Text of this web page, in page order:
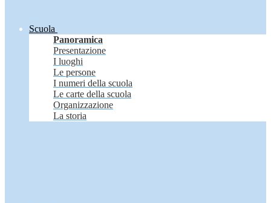
Scuola
Panoramica
Presentazione
I luoghi
Le persone
I numeri della scuola
Le carte della scuola
Organizzazione
La storia